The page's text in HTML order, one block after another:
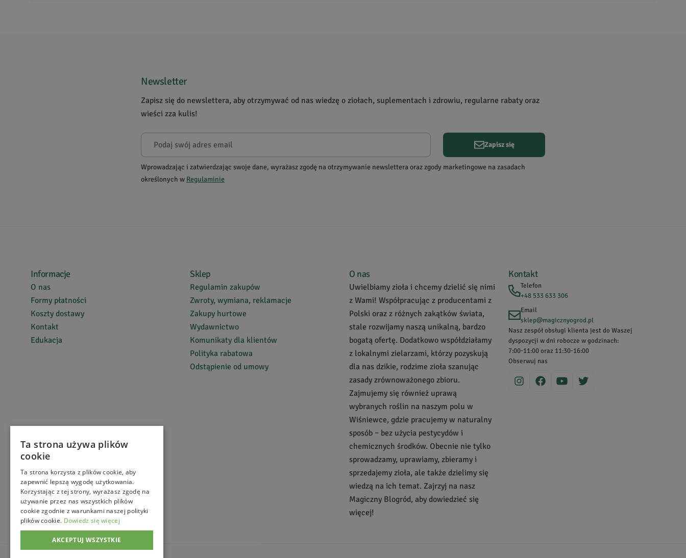
W naszej witrynie opinie mogą dodawać tylko osoby, które zakupiły produkt.
Newsletter
Zapisz się do newslettera, aby otrzymywać od nas wiedzę o ziołach, suplementach i zdrowiu, regularne rabaty oraz
wieści zza kulis!
Zapisz się
Wprowadzając i zatwierdzając swoje dane, wyrażasz zgodę na otrzymywanie newslettera oraz zgody marketingowe na zasadach
określonych w Regulaminie
Informacje
O nas
Formy płatności
Koszty dostawy
Kontakt
Edukacja
Sklep
Regulamin zakupów
Zwroty, wymiana, reklamacje
Zakupy hurtowe
Wydawnictwo
Komunikaty dla klientów
Polityka rabatowa
Odstąpienie od umowy
O nas
Uwielbiamy zioła i chcemy dzielić się nimi
z Wami! Współpracując z producentami z
Polski oraz z różnych zakątków świata,
stale rozwijamy naszą unikalną, bardzo
bogatą ofertę. Dodatkowo współdziałamy
z lokalnymi zielarzami, którzy pozyskują
dla nas dzikie, rodzime zioła szanując
zasady zrównoważonego zbioru.
Zajmujemy się również uprawą
wybranych roślin na naszym polu w
Wiśniewce, gdzie pracujemy w naturalny
sposób – bez użycia pestycydów i
chemicznych środków. Obecnie nie tylko
sprowadzamy, uprawiamy, zbieramy i
sprzedajemy zioła, ale także dzielimy się
wiedzą na ich temat. Zajrzyj na nasz
Magiczny Blogród, aby dowiedzieć się
więcej!
Kontakt
Telefon
+48 533 633 306
Email
sklep@magicznyogrod.pl
Nasz zespół obsługi klienta jest do Waszej
dyspozycji w dni robocze w godzinach:
7:00-11:00 oraz 11:30-16:00
Obserwuj nas
Ta strona używa plików
cookie
Ta strona korzysta z plików cookie, aby
zapewnić lepszą wygodę użytkowania.
Korzystając z tej strony, wyrażasz zgodę na
używanie przez nas wszystkich plików
cookie zgodnie z warunkami naszej polityki
plików cookie. Dowiedz się więcej
AKCEPTUJ WSZYSTKIE